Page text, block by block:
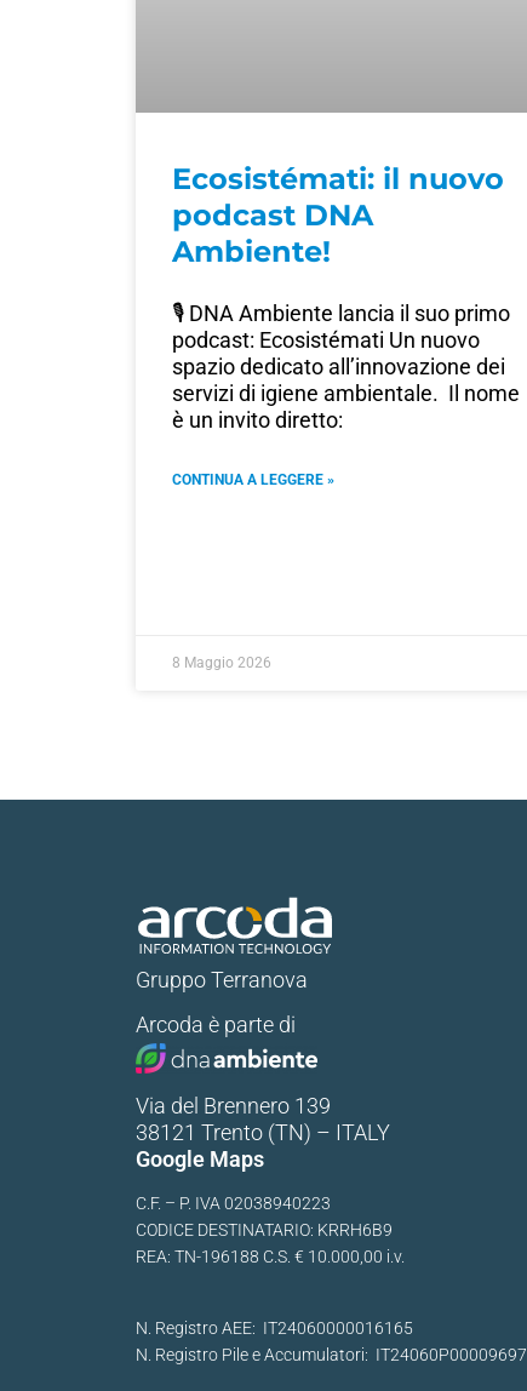
Ecosistémati: il nuovo
podcast DNA
Ambiente!
🎙️ DNA Ambiente lancia il suo primo
podcast: Ecosistémati Un nuovo
spazio dedicato all’innovazione dei
servizi di igiene ambientale. Il nome
è un invito diretto:
CONTINUA A LEGGERE »
8 Maggio 2026
Gruppo Terranova
Via del Brennero 139
38121 Trento (TN) – ITALY
Google Maps
Arcoda è parte di
C.F. – P. IVA 02038940223
CODICE DESTINATARIO: KRRH6B9
REA: TN-196188 C.S. € 10.000,00 i.v.
N. Registro AEE: IT24060000016165
N. Registro Pile e Accumulatori: IT24060P00009697